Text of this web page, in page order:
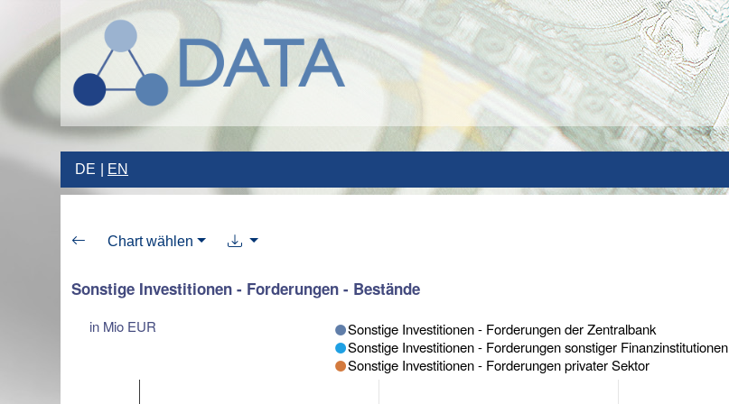
DE EN
Chart wählen
Sonstige Investitionen - Forderungen - Bestände
in Mio EUR Sonstige Investitionen - Forderungen der Zentralbank
Sonstige Investitionen - Forderungen sonstiger Finanzinstitutionen
Sonstige Investitionen - Forderungen privater Sektor